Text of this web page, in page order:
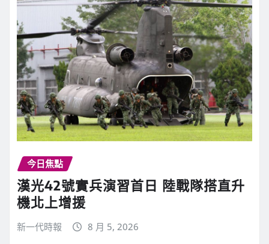
今日焦點
漢光42號實兵演習首日 陸戰隊搭直升
機北上增援
新一代時報 8 月 5, 2026